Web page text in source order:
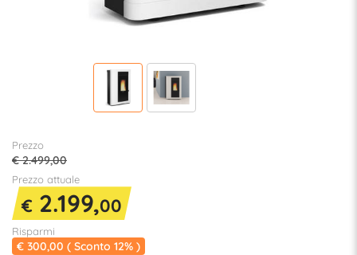
Prezzo
€ 2.499,00
Prezzo attuale
€ 2.199,00
Risparmi
€ 300,00 ( Sconto 12% )